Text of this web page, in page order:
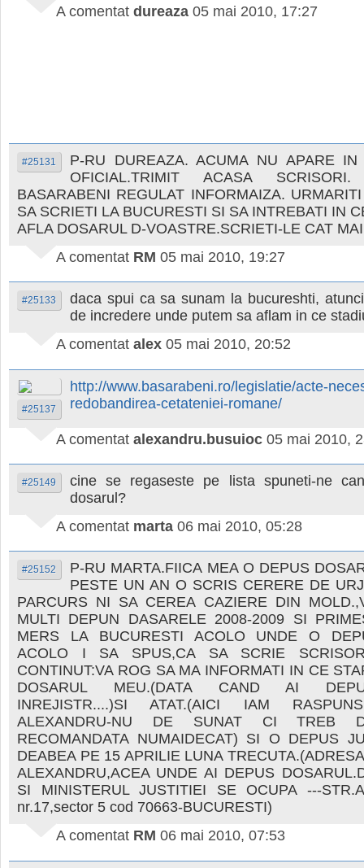
A comentat dureaza 05 mai 2010, 17:27
#25131
P-RU DUREAZA. ACUMA NU APARE IN
OFICIAL.TRIMIT ACASA
BASARABENI REGULAT INFORMAIZA.
SA SCRIETI LA BUCURESTI SI SA INTREBATI IN
AFLA DOSARUL D-VOASTRE.SCRIETI-LE CAT
A comentat RM 05 mai 2010, 19:27
#25133
daca spui ca sa sunam la bucureshti,
de incredere unde putem sa aflam in ce
A comentat alex 05 mai 2010, 20:52
#25137
http://www.basarabeni.ro/legislatie/acte-
redobandirea-cetateniei-romane/
A comentat alexandru.busuioc 05 mai 2010,
#25149
cine se regaseste pe lista spuneti-ne
dosarul?
A comentat marta 06 mai 2010, 05:28
#25152
P-RU MARTA.FIICA MEA O DEPUS
PESTE UN AN O SCRIS CERERE DE
PARCURS NI SA CEREA CAZIERE DIN
MULTI DEPUN DASARELE 2008-2009 SI
MERS LA BUCURESTI ACOLO UNDE O
ACOLO I SA SPUS,CA SA SCRIE
CONTINUT:VA ROG SA MA INFORMATI IN CE
DOSARUL MEU.(DATA CAND AI
INREJISTR....)SI ATAT.(AICI IAM
ALEXANDRU-NU DE SUNAT CI TREB
RECOMANDATA NUMAIDECAT) SI O DEPUS
DEABEA PE 15 APRILIE LUNA
ALEXANDRU,ACEA UNDE AI DEPUS
SI MINISTERUL JUSTITIEI SE OCUPA ---
nr.17,sector 5 cod 70663-BUCURESTI)
A comentat RM 06 mai 2010, 07:53